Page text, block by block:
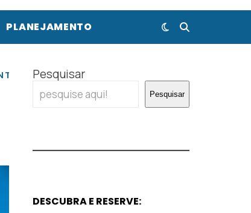
PLANEJAMENTO
,NICE,PARIS
Pesquisar
Pesquisar
DESCUBRA E RESERVE: